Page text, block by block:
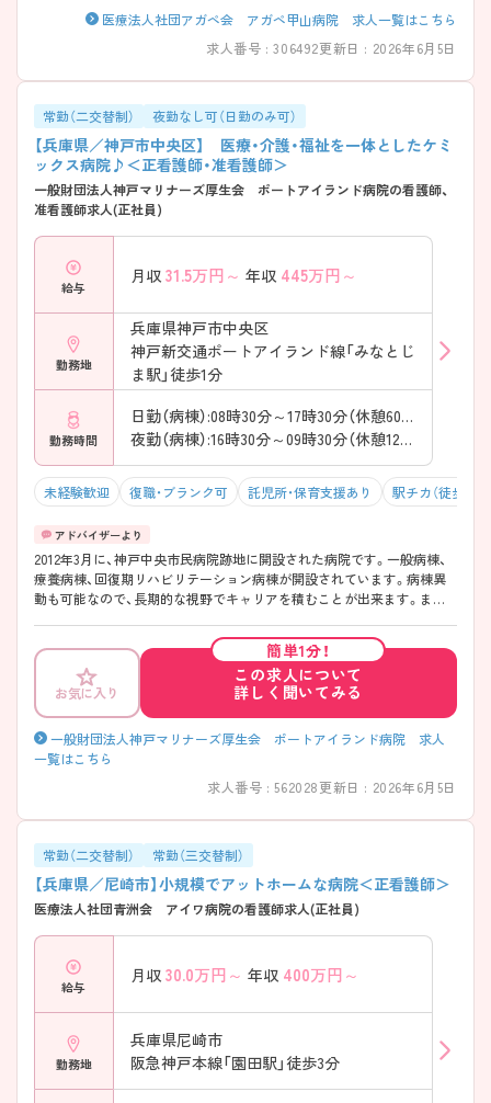
医療法人社団アガペ会 アガペ甲山病院 求人一覧はこちら
求人番号 : 306492更新日 : 2026年6月5日
常勤（二交替制） 夜勤なし可（日勤のみ可）
【兵庫県／神戸市中央区】 医療・介護・福祉を一体としたケミ
ックス病院♪＜正看護師・准看護師＞
一般財団法人神戸マリナーズ厚生会 ポートアイランド病院の看護師、
准看護師求人(正社員)
給与
月収 31.5万円～ 年収 445万円～
勤務地
兵庫県神戸市中央区
神戸新交通ポートアイランド線「みなとじ
ま駅」徒歩1分
勤務時間
日勤（病棟）:08時30分～17時30分（休憩60分）
夜勤（病棟）:16時30分～09時30分（休憩120分）
未経験歓迎 復職・ブランク可 託児所・保育支援あり 駅チカ（徒歩10
2012年3月に、神戸中央市民病院跡地に開設された病院です。一般病棟、
療養病棟、回復期リハビリテーション病棟が開設されています。病棟異
動も可能なので、長期的な視野でキャリアを積むことが出来ます。また、
なりますので家庭との両立も可能な病院です。スタッフ間の風通しはよ
く、笑顔が絶えない職場です。ご見学・ご面接を希望される方、もう少し
詳しく求人について聞きたい方はマイナビ看護師にお問い合わせくださ
い。お気に入り
簡単1分！
この求人について
詳しく聞いてみる
一般財団法人神戸マリナーズ厚生会 ポートアイランド病院 求人
一覧はこちら
求人番号 : 562028更新日 : 2026年6月5日
常勤（二交替制） 常勤（三交替制）
【兵庫県／尼崎市】小規模でアットホームな病院＜正看護師＞
医療法人社団青洲会 アイワ病院の看護師求人(正社員)
給与
月収 30.0万円～ 年収 400万円～
勤務地
兵庫県尼崎市
阪急神戸本線「園田駅」徒歩3分